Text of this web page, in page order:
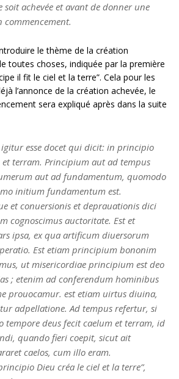
soit achevée et avant de donner une
commencement.
le thème de la création
toutes choses, indiquée par la première
il fit le ciel et la terre”. Cela pour les
l’annonce de la création achevée, le
sera expliqué après dans la suite
esse docet qui dicit: in principio
et terram. Principium aut ad tempus
aut ad fundamentum, quomodo
initium fundamentum est.
et conuersionis et deprauationis dici
cognoscimus auctoritate. Est et
ipsa, ex qua artificum diuersorum
Est etiam principium bononim
ut misericordiae principium est deo
; etenim ad conferendum hominibus
prouocamur. est etiam uirtus diuina,
adpellatione. Ad tempus refertur, si
tempore deus fecit caelum et terram, id
quando fieri coepit, sicut ait
caelos, cum illo eram.
Dieu créa le ciel et la terre”,